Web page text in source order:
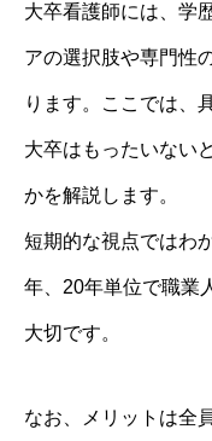
大卒看護師には、学
アの選択肢や専門性
ります。ここでは、
大卒はもったいない
かを解説します。
短期的な視点ではわ
年、20年単位で職業
大切です。
なお、メリットは全